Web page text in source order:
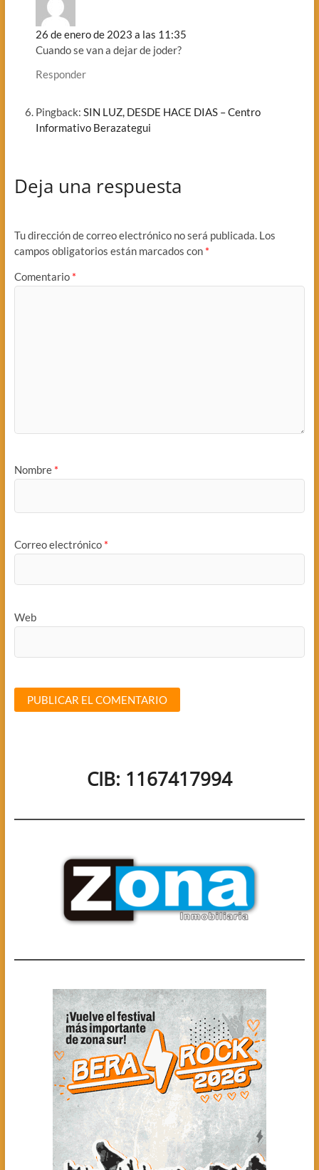
26 de enero de 2023 a las 11:35
Cuando se van a dejar de joder?
Responder
Pingback: SIN LUZ, DESDE HACE DIAS – Centro
Informativo Berazategui
Deja una respuesta
Tu dirección de correo electrónico no será publicada. Los
campos obligatorios están marcados con *
Comentario *
Nombre *
Correo electrónico *
Web
CIB: 1167417994